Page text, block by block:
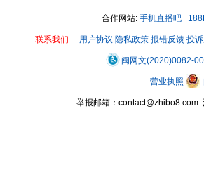
合作网站: 手机直播吧
联系我们 用户协议 隐私政策 报错反馈 投
闽网文(2020)0082-
营业执照
举报邮箱：